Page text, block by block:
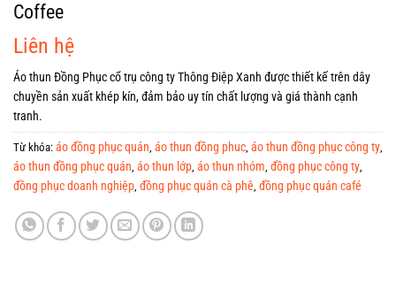
Coffee
Liên hệ
Áo thun Đồng Phục cổ trụ công ty Thông Điệp Xanh được thiết kế trên dây
chuyền sản xuất khép kín, đảm bảo uy tín chất lượng và giá thành cạnh
tranh.
Từ khóa: áo đồng phục quán, áo thun đồng phuc, áo thun đồng phục công ty,
áo thun đồng phục quán, áo thun lớp, áo thun nhóm, đồng phục công ty,
đồng phục doanh nghiệp, đồng phục quán cà phê, đồng phục quán café